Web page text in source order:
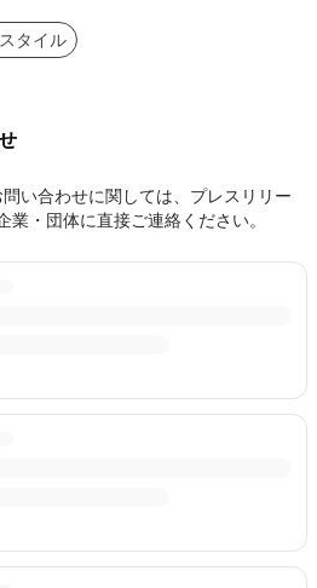
タイル
い合わせに関しては、プレスリリー
業・団体に直接ご連絡ください。